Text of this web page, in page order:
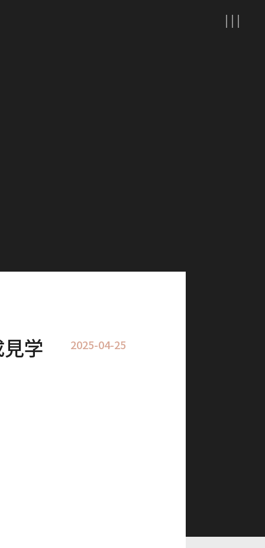
2025-04-25
学